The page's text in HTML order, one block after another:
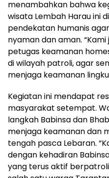
menambahkan bahwa
wisata Lembah Harau ini
pendekatan humanis
nyaman dan aman.
petugas keamanan
di wilayah patroli, agar
menjaga keamanan
Kegiatan ini mendapat
masyarakat setempat.
langkah Babinsa dan
menjaga keamanan dan
tengah pasca Lebaran.
dengan kehadiran
yang terus aktif